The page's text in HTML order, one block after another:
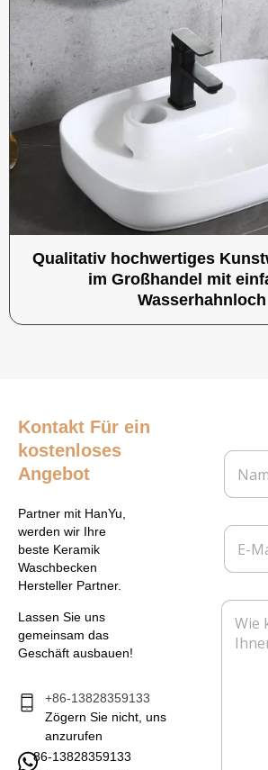
Qualitativ hochwertiges
im Großhandel mit
Wasserhahnloch
Kontakt Für ein
kostenloses
Angebot
Partner mit HanYu,
werden wir Ihre
beste Keramik
Waschbecken
Hersteller Partner.
Lassen Sie uns
gemeinsam das
Geschäft ausbauen!
+86-13828359133
Zögern Sie nicht, uns
anzurufen
86-13828359133
N
m
*
E
M
i
N